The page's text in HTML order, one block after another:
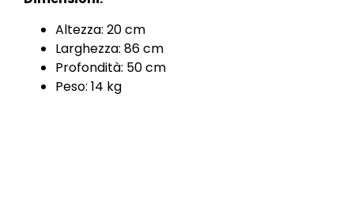
Altezza: 20 cm
Larghezza: 86 cm
Profondità: 50 cm
Peso: 14 kg